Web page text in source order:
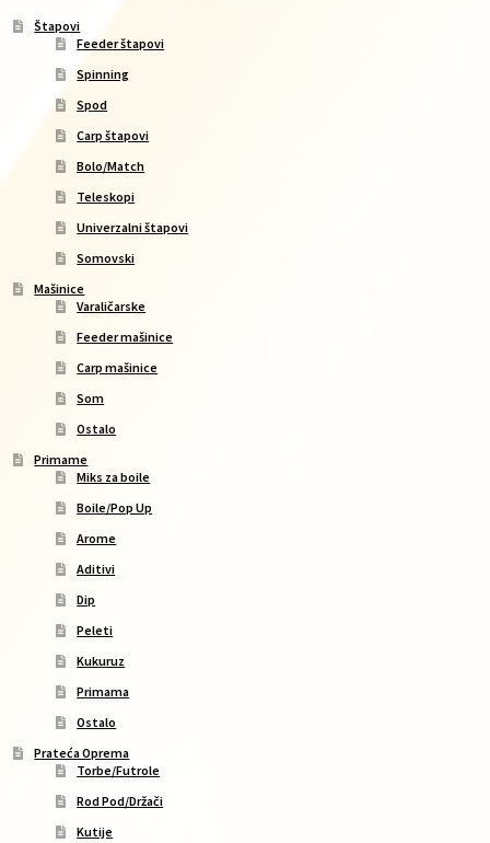
Štapovi
Feeder štapovi
Spinning
Spod
Carp štapovi
Bolo/Match
Teleskopi
Univerzalni štapovi
Somovski
Mašinice
Varaličarske
Feeder mašinice
Carp mašinice
Som
Ostalo
Primame
Miks za boile
Boile/Pop Up
Arome
Aditivi
Dip
Peleti
Kukuruz
Primama
Ostalo
Prateća Oprema
Torbe/Futrole
Rod Pod/Držači
Kutije